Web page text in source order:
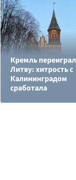
Кремль переиграл
Литву: хитрость с
Калининградом
сработала